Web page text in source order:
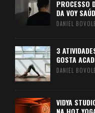
PROCESSO
DA VOY
DANIEL
3
GOSTA
DANIEL
VIDYA